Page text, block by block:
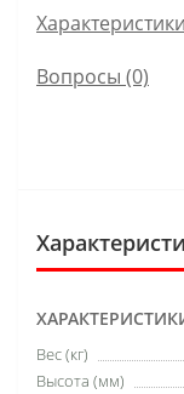
Характеристики
Вопросы (0)
Вес (кг)
Высота (мм)